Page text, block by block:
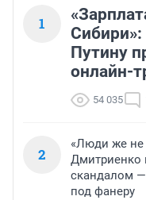
1
Сибири»:
Путину
онлайн-
54 035
2
«Люди же не
Дмитриенко
скандалом —
под фанеру